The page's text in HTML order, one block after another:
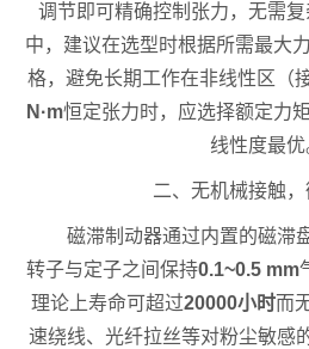
调节即可精确控制张力，无需
中，建议在选型时根据所需最大
格，避免长期工作在非线性区（
N·m恒定张力时，应选择额定力矩
线性度最优
二、无机械接触
磁滞制动器通过内置的磁滞
转子与定子之间保持0.1~0.5 mm
理论上寿命可超过20000小时而
速绕线、光纤拉丝等对粉尘敏感